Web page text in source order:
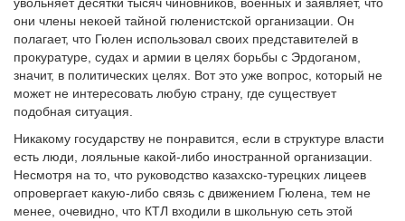
увольняет десятки тысяч чиновников, военных и заявляет, что
они члены некоей тайной гюленистской организации. Он
полагает, что Гюлен использовал своих представителей в
прокуратуре, судах и армии в целях борьбы с Эрдоганом,
значит, в политических целях. Вот это уже вопрос, который не
может не интересовать любую страну, где существует
подобная ситуация.
Никакому государству не понравится, если в структуре власти
есть люди, лояльные какой-либо иностранной организации.
Несмотря на то, что руководство казахско-турецких лицеев
опровергает какую-либо связь с движением Гюлена, тем не
менее, очевидно, что КТЛ входили в школьную сеть этой